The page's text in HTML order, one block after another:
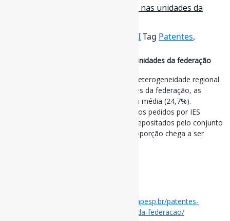
Patentes universitárias no Brasil e nas unidades da
Informe-CITag Patentes,
Patentes universitárias no Brasil e nas unidades da federação
A média nacional esconde a profunda heterogeneidade regional
em relação a esse tema. Em 10 unidades da federação, as
participações de IES são menores que a média (24,7%).
Naquelas que a superam, há oito onde os pedidos por IES
correspondem a mais da metade dos depositados pelo conjunto
de seus residentes e, na Paraíba, tal proporção chega a ser
https://revistapesquisa.fapesp.br/patentes-
universitarias-no-brasil-e-nas-unidades-da-federacao/